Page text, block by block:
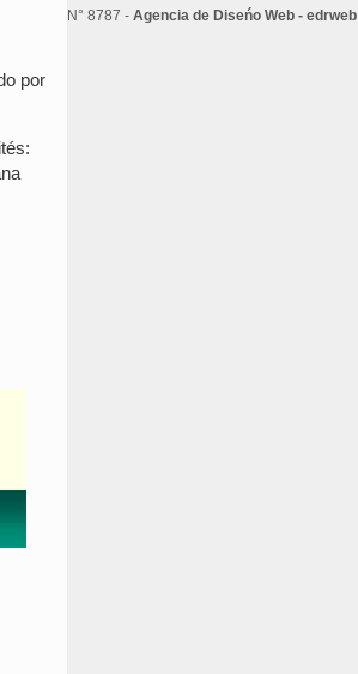
por
N° 8787 - Agencia de Diseńo Web - edrweb